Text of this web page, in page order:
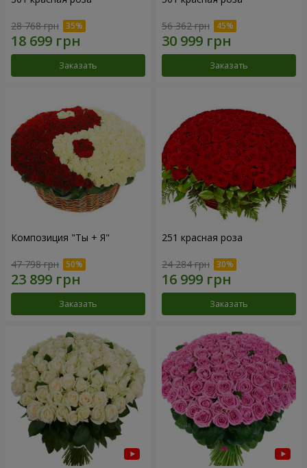
28 768 грн
Заказать
56 362 грн
Заказать
Композиция "Ты + Я"
47 798 грн
Заказать
251 красная роза
24 284 грн
Заказать